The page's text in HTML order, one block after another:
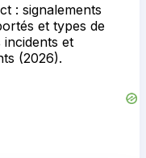
: signalements
et types de
et
(2026).